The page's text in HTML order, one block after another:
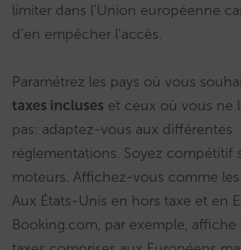
limiter dans l’Union européenne
d’en empêcher l’accès.
Paramétrez les pays où vous
taxes incluses et ceux où vous ne
pas: adaptez-vous aux différentes
réglementations. Soyez compétitif
moteurs. Affichez-vous comme
Aux États-Unis en hors taxe et en
Booking.com, par exemple, affiche